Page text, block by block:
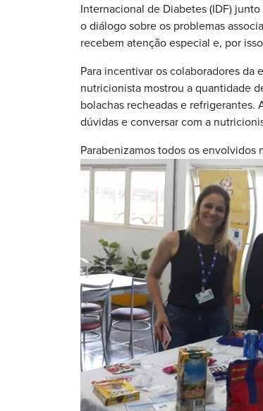
Internacional de Diabetes (IDF)
o diálogo sobre os problemas
recebem atenção especial e, por
Para incentivar os colaboradores da
nutricionista mostrou a quantidade
bolachas recheadas e refrigerantes.
dúvidas e conversar com a
Parabenizamos todos os envolvidos